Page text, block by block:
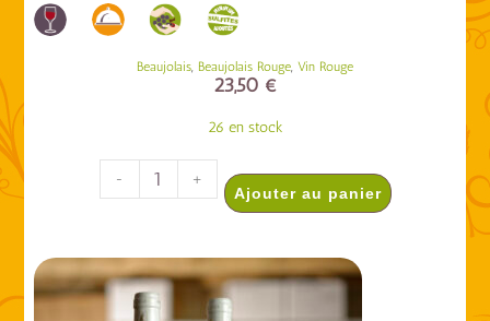
Beaujolais, Beaujolais Rouge, Vin Rouge
23,50 €
26 en stock
- +
Ajouter au panier